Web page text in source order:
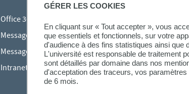
GÉRER LES COOKIES
En cliquant sur « Tout accepter », vous
que essentiels et fonctionnels, sur votre
d'audience à des fins statistiques ainsi que
L'université est responsable de traitement
sont détaillés par domaine dans nos
d'acceptation des traceurs, vos
de 6 mois.
Office 365
Messagerie des personnels
Messagerie étudiante
Intranet des personnels